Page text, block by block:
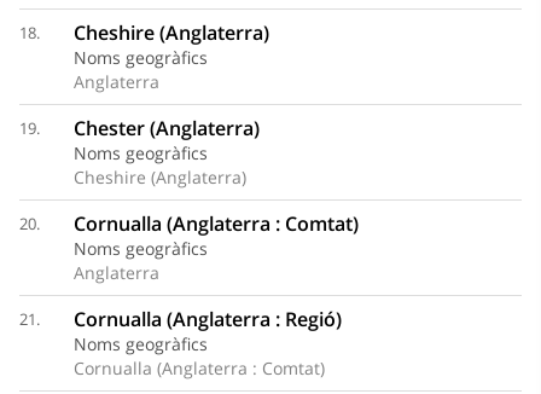
18. Cheshire (Anglaterra)
Noms geogràfics
Anglaterra
19. Chester (Anglaterra)
Noms geogràfics
Cheshire (Anglaterra)
20. Cornualla (Anglaterra : Comtat)
Noms geogràfics
Anglaterra
21. Cornualla (Anglaterra : Regió)
Noms geogràfics
Cornualla (Anglaterra : Comtat)